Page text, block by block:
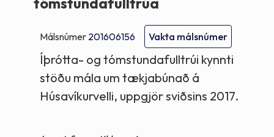
tómstundafulltrúa
Málsnúmer 201606156 Vakta málsnúmer
Íþrótta- og tómstundafulltrúi kynnti
stöðu mála um tækjabúnað á
Húsavíkurvelli, uppgjör sviðsins 2017.